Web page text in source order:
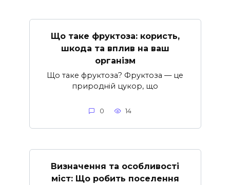
Що таке фруктоза: користь,
шкода та вплив на ваш
організм
Що таке фруктоза? Фруктоза — це
природній цукор, що
0 14
Визначення та особливості
міст: Що робить поселення